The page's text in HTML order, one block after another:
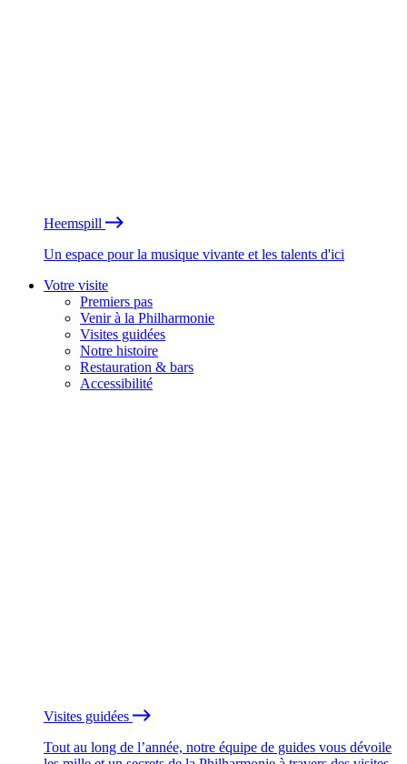
Heemspill
Un espace pour la musique vivante et les talents d'ici
Votre visite
Premiers pas
Venir à la Philharmonie
Visites guidées
Notre histoire
Restauration & bars
Accessibilité
Visites guidées
Tout au long de l’année, notre équipe de guides vous dévoile